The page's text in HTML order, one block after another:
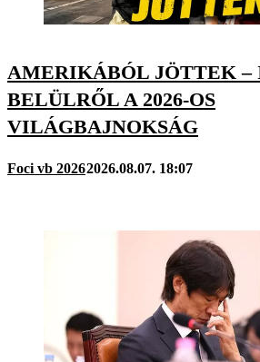
AMERIKÁBÓL JÖTTEK –
BELÜLRŐL A 2026-OS
VILÁGBAJNOKSÁG
Foci vb 20262026.08.07. 18:07